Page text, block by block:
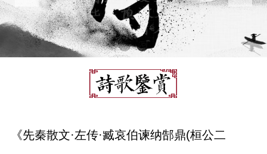
《先秦散文·左传·臧哀伯谏纳郜鼎(桓公二